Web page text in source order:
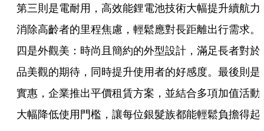
第三則是電耐用，高效能鋰電池技術大幅提升續航力
消除高齡者的里程焦慮，輕鬆應對長距離出行需求。
四是外觀美：時尚且簡約的外型設計，滿足長者對於
品美觀的期待，同時提升使用者的好感度。最後則是
實惠，企業推出平價租賃方案，並結合多項加值活動